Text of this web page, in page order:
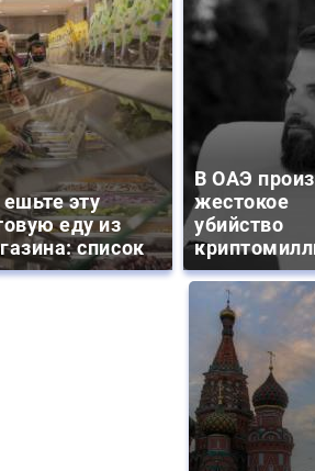
эту
еду из
список
В ОАЭ
жестокое
убийство